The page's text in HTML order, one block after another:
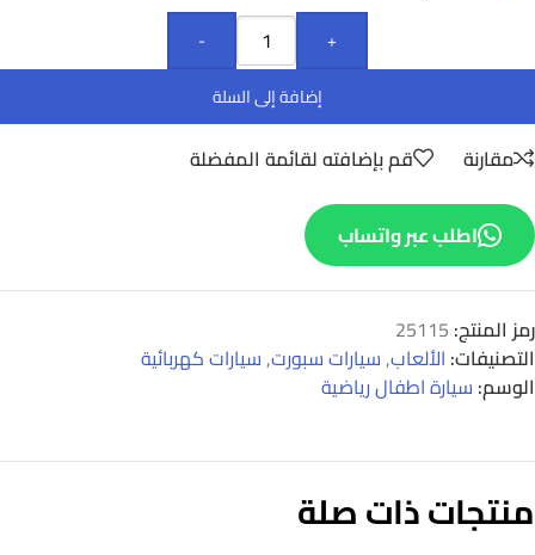
-
+
إضافة إلى السلة
مقارنة قم بإضافته لقائمة المفضلة
اطلب عبر واتساب
رمز المنتج: 25115
التصنيفات: الألعاب,سيارات سبورت,سيارات كهربائية
الوسم: سيارة اطفال رياضية
منتجات ذات صلة